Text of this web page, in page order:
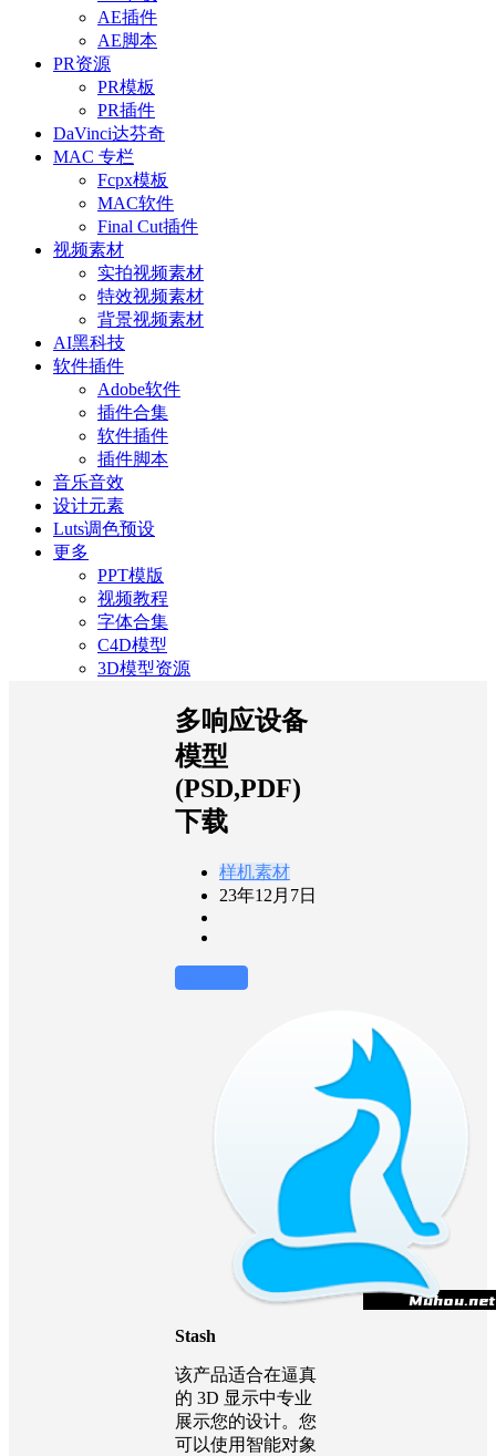
AE插件
AE脚本
PR资源
PR模板
PR插件
DaVinci达芬奇
MAC 专栏
Fcpx模板
MAC软件
Final Cut插件
视频素材
实拍视频素材
特效视频素材
背景视频素材
AI黑科技
软件插件
Adobe软件
插件合集
软件插件
插件脚本
音乐音效
设计元素
Luts调色预设
更多
PPT模版
视频教程
字体合集
C4D模型
3D模型资源
多响应设备
模型
(PSD,PDF)
下载
样机素材
23年12月7日
Stash
该产品适合在逼真
的 3D 显示中专业
展示您的设计。您
可以使用智能对象